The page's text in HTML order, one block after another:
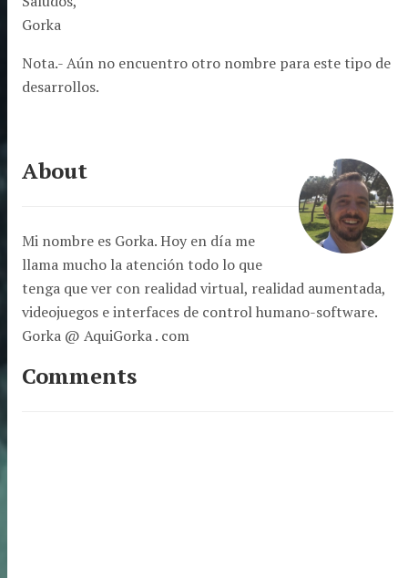
Gorka
Nota.- Aún no encuentro otro nombre para este tipo de
desarrollos.
About
Mi nombre es Gorka. Hoy en día me
llama mucho la atención todo lo que
tenga que ver con realidad virtual, realidad aumentada,
videojuegos e interfaces de control humano-software.
Gorka @ AquiGorka . com
Comments